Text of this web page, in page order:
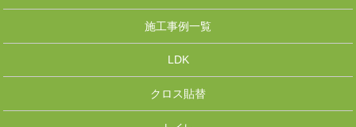
施工事例一覧
LDK
クロス貼替